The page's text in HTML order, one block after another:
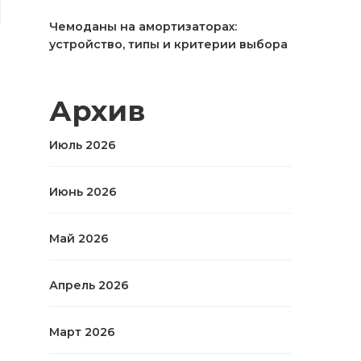
Чемоданы на амортизаторах:
устройство, типы и критерии выбора
Архив
Июль 2026
Июнь 2026
Май 2026
Апрель 2026
Март 2026